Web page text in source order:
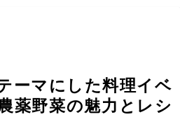
ーマにした料理イベ
薬野菜の魅力とレシ